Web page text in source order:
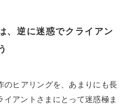
、逆に迷惑でクライアン
のヒアリングを、あまりにも長
イアントさまにとって迷惑極ま